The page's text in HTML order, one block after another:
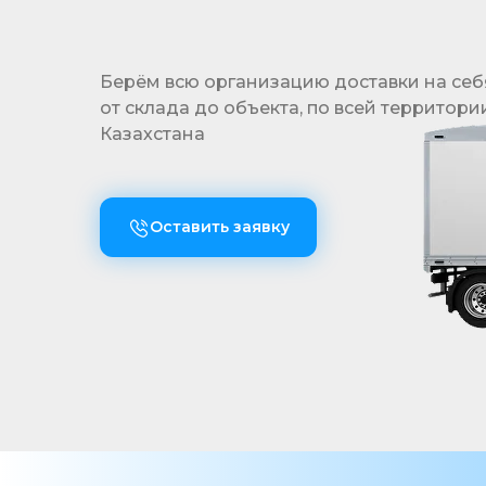
Берём всю организацию доставки на
от склада до объекта, по всей
Казахстана
Оставить заявку